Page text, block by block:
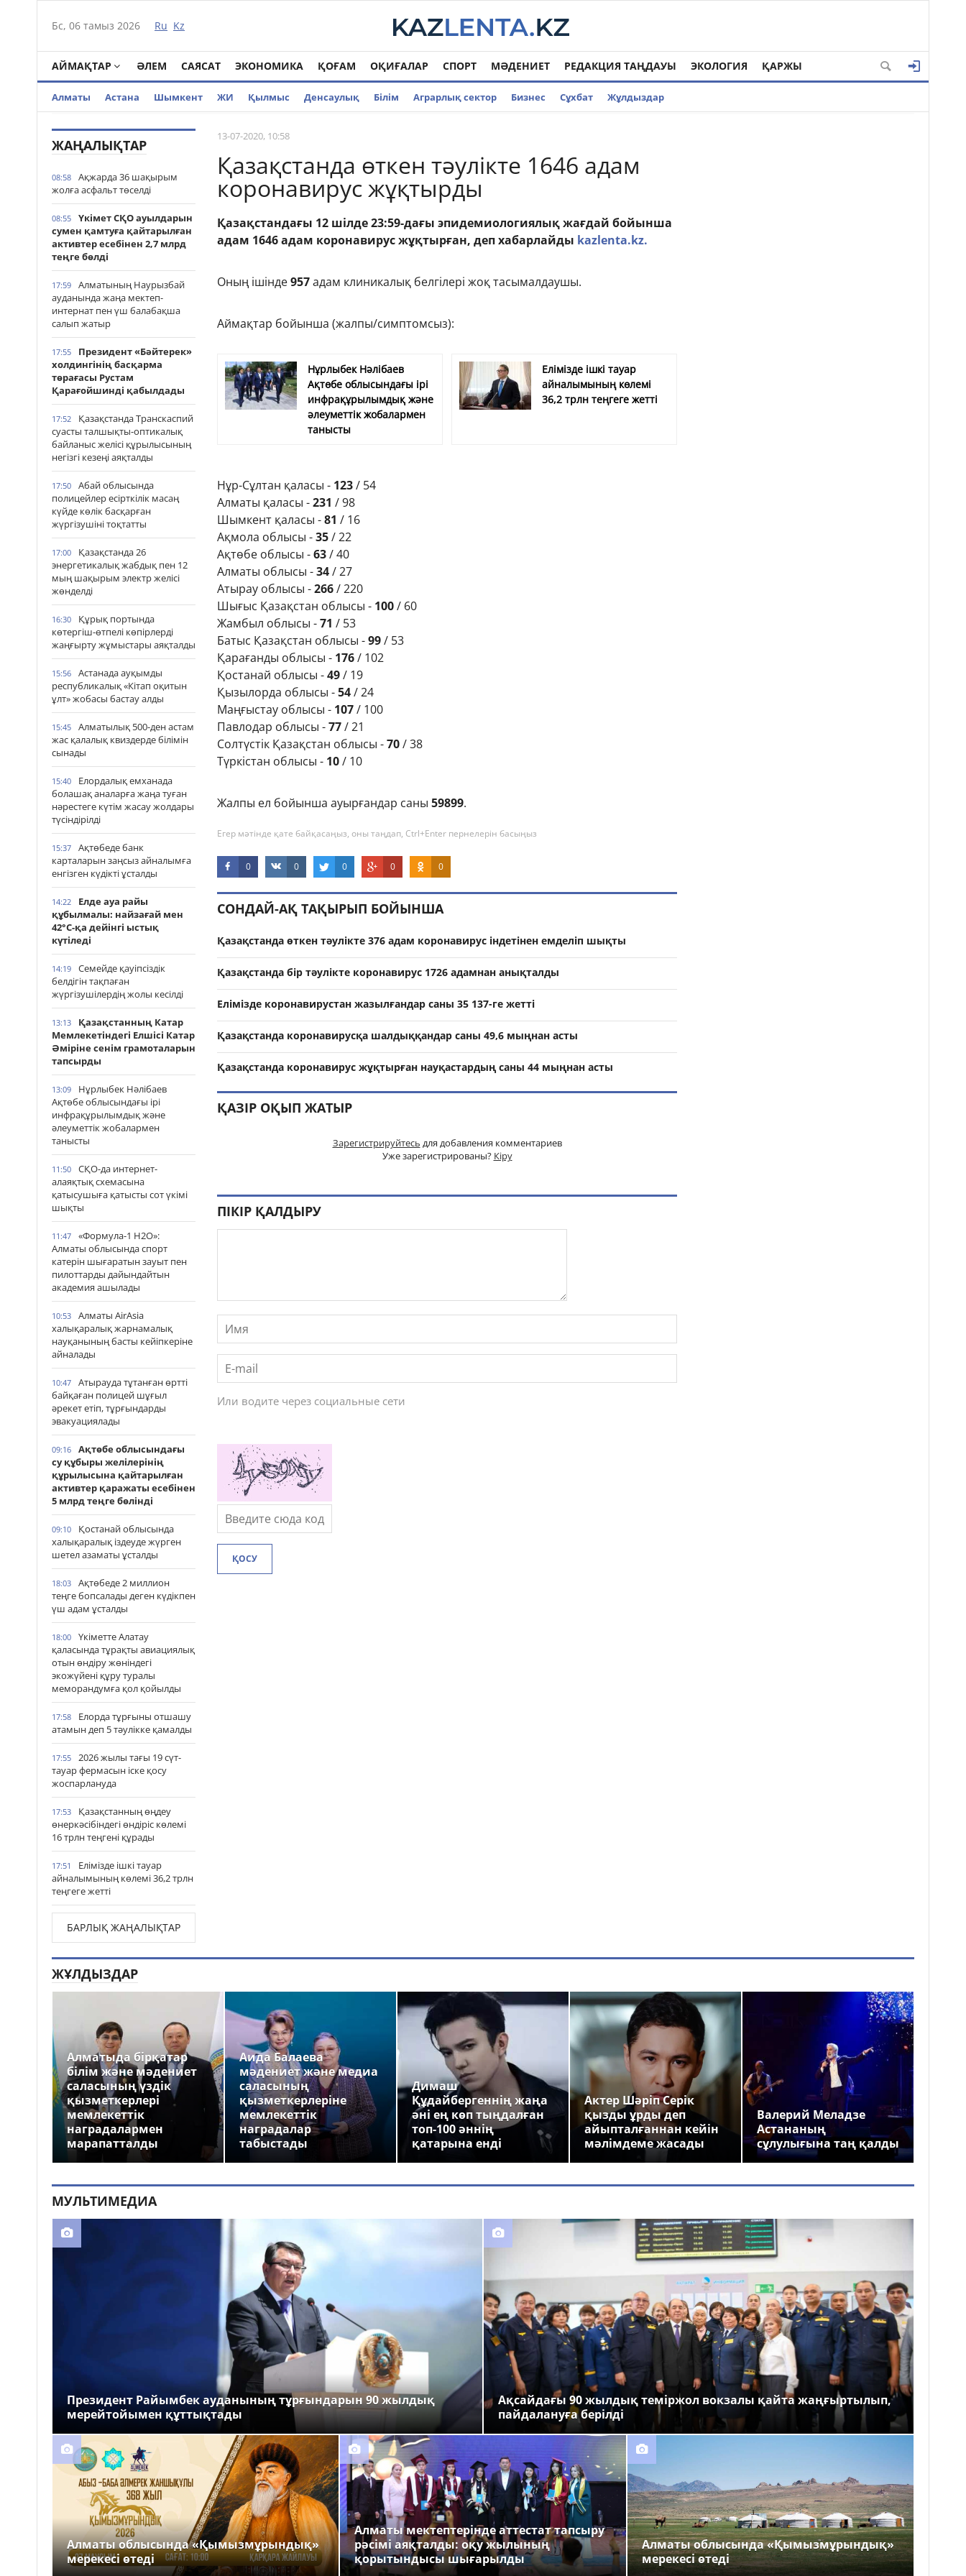
Бс, 06 тамыз 2026 Ru Kz
АЙМАҚТАР ӘЛЕМ САЯСАТ ЭКОНОМИКА ҚОҒАМ ОҚИҒАЛАР СПОРТ МӘДЕНИЕТ РЕДАКЦИЯ ТАҢДАУЫ ЭКОЛОГИЯ ҚАРЖЫ
Алматы Астана Шымкент ЖИ Қылмыс Денсаулық Білім Аграрлық сектор Бизнес Cұхбат Жұлдыздар
ЖАҢАЛЫҚТАР
08:58
Ақжарда 36 шақырым
жолға асфальт төселді
08:55
Үкімет СҚО ауылдарын
сумен қамтуға қайтарылған
активтер есебінен 2,7 млрд
теңге бөлді
17:59
Алматының Наурызбай
ауданында жаңа мектеп-
интернат пен үш балабақша
салып жатыр
17:55
Президент «Бәйтерек»
холдингінің басқарма
төрағасы Рустам
Қарағойшинді қабылдады
17:52
Қазақстанда Транскаспий
суасты талшықты-оптикалық
байланыс желісі құрылысының
негізгі кезеңі аяқталды
17:50
Абай облысында
полицейлер есірткілік масаң
күйде көлік басқарған
жүргізушіні тоқтатты
17:00
Қазақстанда 26
энергетикалық жабдық пен 12
мың шақырым электр желісі
жөнделді
16:30
Құрық портында
көтергіш-өтпелі көпірлерді
жаңғырту жұмыстары аяқталды
15:56
Астанада ауқымды
республикалық «Кітап оқитын
ұлт» жобасы бастау алды
15:45
Алматылық 500-ден астам
жас қалалық квиздерде білімін
сынады
15:40
Елордалық емханада
болашақ аналарға жаңа туған
нәрестеге күтім жасау жолдары
түсіндірілді
15:37
Ақтөбеде банк
карталарын заңсыз айналымға
енгізген күдікті ұсталды
14:22
Елде ауа райы
құбылмалы: найзағай мен
42°С-қа дейінгі ыстық
күтіледі
14:19
Семейде қауіпсіздік
белдігін тақпаған
жүргізушілердің жолы кесілді
13:13
Қазақстанның Катар
Мемлекетіндегі Елшісі Катар
Әміріне сенім грамоталарын
тапсырды
13:09
Нұрлыбек Нәлібаев
Ақтөбе облысындағы ірі
инфрақұрылымдық және
әлеуметтік жобалармен
танысты
11:50
СҚО-да интернет-
алаяқтық схемасына
қатысушыға қатысты сот үкімі
шықты
11:47
«Формула-1 H2O»:
Алматы облысында спорт
катерін шығаратын зауыт пен
пилоттарды дайындайтын
академия ашылады
10:53
Алматы AirAsia
халықаралық жарнамалық
науқанының басты кейіпкеріне
айналады
10:47
Атырауда тұтанған өртті
байқаған полицей шұғыл
әрекет етіп, тұрғындарды
эвакуациялады
09:16
Ақтөбе облысындағы
су құбыры желілерінің
құрылысына қайтарылған
активтер қаражаты есебінен
5 млрд теңге бөлінді
09:10
Қостанай облысында
халықаралық іздеуде жүрген
шетел азаматы ұсталды
18:03
Ақтөбеде 2 миллион
теңге бопсалады деген күдікпен
үш адам ұсталды
18:00
Үкіметте Алатау
қаласында тұрақты авиациялық
отын өндіру жөніндегі
экожүйені құру туралы
меморандумға қол қойылды
17:58
Елорда тұрғыны отшашу
атамын деп 5 тәулікке қамалды
17:55
2026 жылы тағы 19 сүт-
тауар фермасын іске қосу
жоспарлануда
17:53
Қазақстанның өңдеу
өнеркәсібіндегі өндіріс көлемі
16 трлн теңгені құрады
17:51
Елімізде ішкі тауар
айналымының көлемі 36,2 трлн
теңгеге жетті
БАРЛЫҚ ЖАҢАЛЫҚТАР
13-07-2020, 10:58
Қазақстанда өткен тәулікте 1646 адам
коронавирус жұқтырды
Қазақстандағы 12 шілде 23:59-дағы эпидемиологиялық жағдай бойынша
адам 1646 адам коронавирус жұқтырған, деп хабарлайды kazlenta.kz.
Оның ішінде957адам клиникалық белгілері жоқ тасымалдаушы.
Аймақтар бойынша (жалпы/симптомсыз):
Нұрлыбек Нәлібаев
Ақтөбе облысындағы ірі
инфрақұрылымдық және
әлеуметтік жобалармен
танысты
Елімізде ішкі тауар
айналымының көлемі
36,2 трлн теңгеге жетті
Нұр-Сұлтан қаласы - 123/ 54
Алматы қаласы -231 / 98
Шымкент қаласы -81 / 16
Ақмола облысы -35/ 22
Ақтөбе облысы -63/ 40
Алматы облысы -34/ 27
Атырау облысы -266/ 220
Шығыс Қазақстан облысы - 100/ 60
Жамбыл облысы -71 / 53
Батыс Қазақстан облысы -99/ 53
Қарағанды облысы - 176/ 102
Қостанай облысы -49/ 19
Қызылорда облысы -54/ 24
Маңғыстау облысы - 107/ 100
Павлодар облысы -77/ 21
Солтүстік Қазақстан облысы -70/ 38
Түркістан облысы - 10/ 10
Жалпы ел бойынша ауырғандар саны 59899.
Егер мәтінде қате байқасаңыз, оны таңдап, Ctrl+Enter пернелерін басыңыз
0 0 0 0 0
СОНДАЙ-АҚ ТАҚЫРЫП БОЙЫНША
Қазақстанда өткен тәулікте 376 адам коронавирус індетінен емделіп шықты
Қазақстанда бір тәулікте коронавирус 1726 адамнан анықталды
Елімізде коронавирустан жазылғандар саны 35 137-ге жетті
Қазақстанда коронавирусқа шалдыққандар саны 49,6 мыңнан асты
Қазақстанда коронавирус жұқтырған науқастардың саны 44 мыңнан асты
ҚАЗІР ОҚЫП ЖАТЫР
Зарегистрируйтесь для добавления комментариев
Уже зарегистрированы? Кіру
ПІКІР ҚАЛДЫРУ
Или водите через социальные сети
ҚОСУ
ЖҰЛДЫЗДАР
Алматыда бірқатар
білім және мәдениет
саласының үздік
қызметкерлері
мемлекеттік
наградалармен
марапатталды
Аида Балаева
мәдениет және медиа
саласының
қызметкерлеріне
мемлекеттік
наградалар
табыстады
Димаш
Құдайбергеннің жаңа
әні ең көп тыңдалған
топ-100 әннің
қатарына енді
Актер Шәріп Серік
қызды ұрды деп
айыпталғаннан кейін
мәлімдеме жасады
Валерий Меладзе
Астананың
сұлулығына таң қалды
МУЛЬТИМЕДИА
Президент Райымбек ауданының тұрғындарын 90 жылдық
мерейтойымен құттықтады
Ақсайдағы 90 жылдық теміржол вокзалы қайта жаңғыртылып,
пайдалануға берілді
Алматы облысында «Қымызмұрындық»
мерекесі өтеді
Алматы мектептерінде аттестат тапсыру
рәсімі аяқталды: оқу жылының
қорытындысы шығарылды
Алматы облысында «Қымызмұрындық»
мерекесі өтеді